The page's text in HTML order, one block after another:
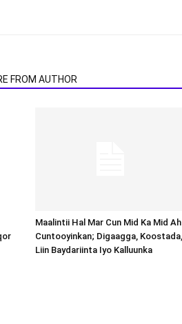
FROM AUTHOR
Maalintii Hal Mar Cun Mid Ka Mid Ah
Cuntooyinkan; Digaagga, Koostada,
Liin Baydariinta Iyo Kalluunka